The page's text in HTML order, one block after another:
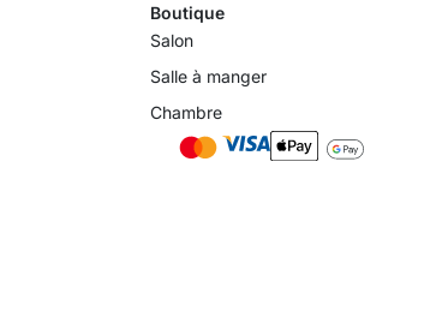
Boutique
Salon
Salle à manger
Chambre